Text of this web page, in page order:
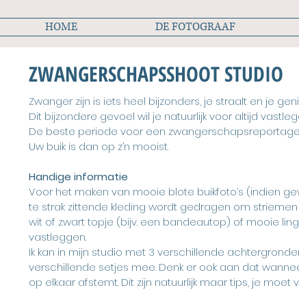
HOME DE FOTOGRAAF
ZWANGERSCHAPSSHOOT STUDIO
Zwanger zijn is iets heel bijzonders, je straalt en je
Dit bijzondere gevoel wil je natuurlijk voor altijd
De beste periode voor een
Uw buik is dan op z’n mooist.
Handige informatie
Voor het maken van mooie blote buikfoto’s (indien
te strak zittende kleding wordt gedragen om
wit of zwart topje (bijv. een bandeautop) of mooie
vastleggen.
Ik kan in mijn studio met 3 verschillende
verschillende setjes mee. Denk er ook aan dat
op elkaar afstemt. Dit zijn natuurlijk maar tips, je